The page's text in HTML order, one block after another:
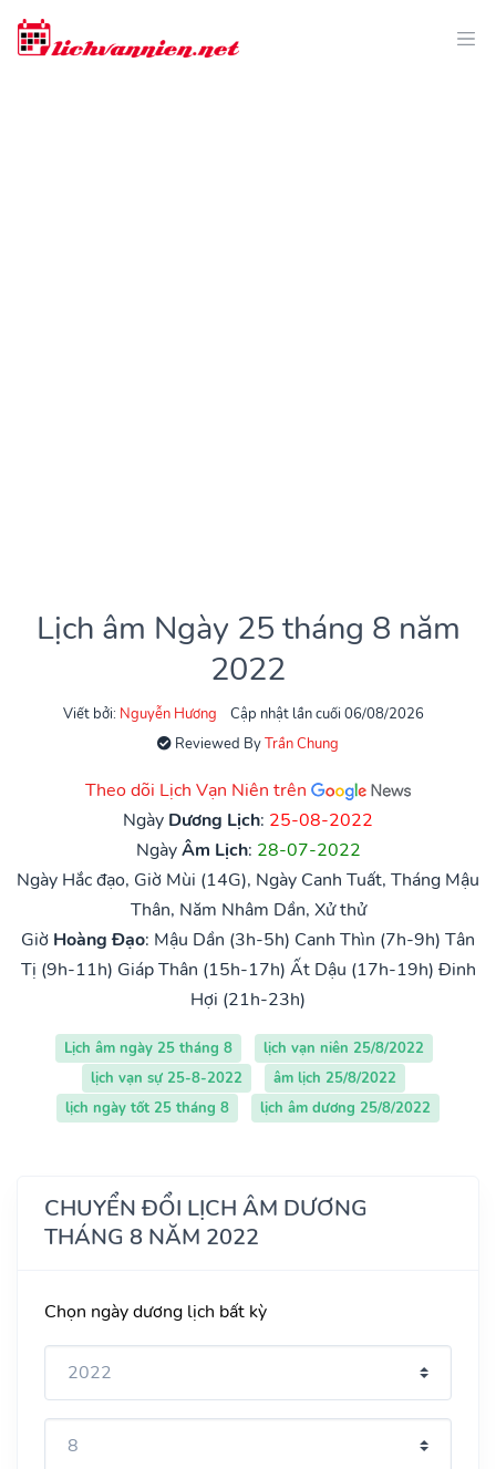
Lịch âm Ngày 25 tháng 8 năm
2022
Viết bởi: Nguyễn Hương
Cập nhật lần cuối 06/08/2026
Reviewed ByTrần Chung
Theo dõi Lịch Vạn Niên trên
Ngày Dương Lịch: 25-08-2022
NgàyÂm Lịch: 28-07-2022
Ngày Hắc đạo, Giờ Mùi (14G), Ngày Canh Tuất, Tháng Mậu
Thân, Năm Nhâm Dần, Xử thử
Giờ Hoàng Đạo: Mậu Dần (3h-5h) Canh Thìn (7h-9h) Tân
Tị (9h-11h) Giáp Thân (15h-17h) Ất Dậu (17h-19h) Đinh
Hợi (21h-23h)
Lịch âm ngày 25 tháng 8
lịch vạn niên 25/8/2022
lịch vạn sự 25-8-2022
âm lịch 25/8/2022
lịch ngày tốt 25 tháng 8
lịch âm dương 25/8/2022
CHUYỂN ĐỔI LỊCH ÂM DƯƠNG
THÁNG 8 NĂM 2022
Chọn ngày dương lịch bất kỳ